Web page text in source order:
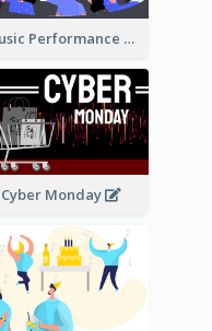
Music Performance Illustration
Cyber Monday